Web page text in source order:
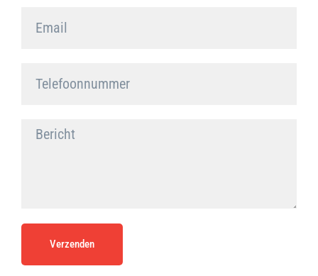
Verzenden